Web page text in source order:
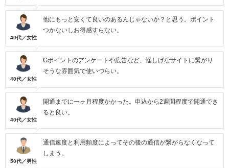
40代／女性
他にもっと安くて良いのあるんじゃないか？と思う。ポイント
つかないしお得感すらない。
40代／女性
Gポイントのアンケートや広告など、怪しげなサイトに繋がり
そうな雰囲気で使いづらい。
40代／女性
開通までに一ヶ月程度かかった。申込から2週間程度で開通でき
ると良い。
50代／男性
通信速度と利用頻度によってその後の通信が繋がらなくなって
しまう。